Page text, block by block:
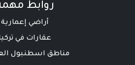
روابط
أراضي إعمارية
عقارات في
مناطق اسطنبول